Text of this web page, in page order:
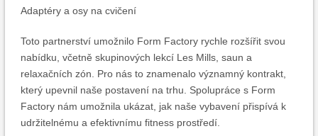
Adaptéry a osy na cvičení
Toto partnerství umožnilo Form Factory rychle rozšířit svou
nabídku, včetně skupinových lekcí Les Mills, saun a
relaxačních zón. Pro nás to znamenalo významný kontrakt,
který upevnil naše postavení na trhu. Spolupráce s Form
Factory nám umožnila ukázat, jak naše vybavení přispívá k
udržitelnému a efektivnímu fitness prostředí.